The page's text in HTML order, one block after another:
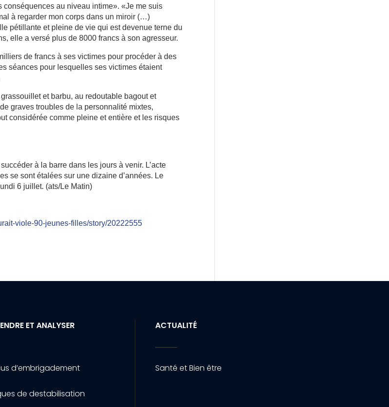
conséquences au niveau intime». «Je me suis
à regarder mon corps dans un miroir (…)
pétillante et pleine de vie qui est devenue terne du
elle a versé plus de 8000 francs à son agresseur.
de francs à ses victimes pour procéder à des
séances pour lesquelles ses victimes étaient
et barbu, au redoutable bagout et
graves troubles de la personnalité mixtes,
considérée comme pleine et entière et les risques
à la barre dans les jours à venir. L’acte
se sont étalées sur une dizaine d’années. Le
6 juillet. (ats/Le Matin)
viole-90-jeunes-filles/story/20222555
ET ANALYSER
d’embrigadement
de destabilisation
ACTUALITÉ
Santé et Bien être